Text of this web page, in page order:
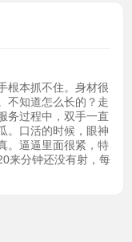
根本抓不住。身材很
不知道怎么长的？走
务过程中，双手一直
。口活的时候，眼神
。逼逼里面很紧，特
来分钟还没有射，每